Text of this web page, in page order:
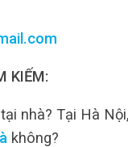
KIẾM:
nhà? Tại Hà
không?